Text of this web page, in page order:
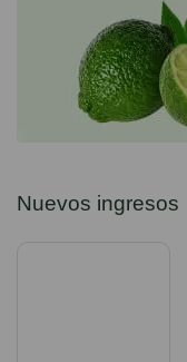
Nuevos ingresos